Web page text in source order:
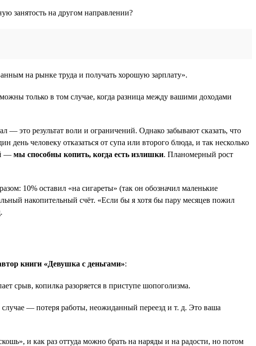
занятость на другом направлении?
на рынке труда и получать хорошую зарплату».
только в том случае, когда разница между вашими доходами
— это результат воли и ограничений. Однако забывают сказать, что
человеку отказаться от супа или второго блюда, и так несколько
— мы способны копить, когда есть излишки. Планомерный рост
10% оставил «на сигареты» (так он обозначил маленькие
накопительный счёт. «Если бы я хотя бы пару месяцев пожил
книги «Девушка с деньгами»:
срыв, копилка разоряется в приступе шопоголизма.
— потеря работы, неожиданный переезд и т. д. Это ваша
и как раз оттуда можно брать на наряды и на радости, но потом